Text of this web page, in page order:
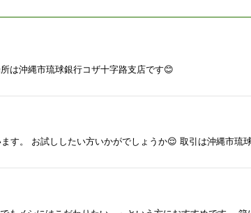
は沖縄市琉球銀行コザ十字路支店です😊
。 お試ししたい方いかがでしょうか😌 取引は沖縄市琉